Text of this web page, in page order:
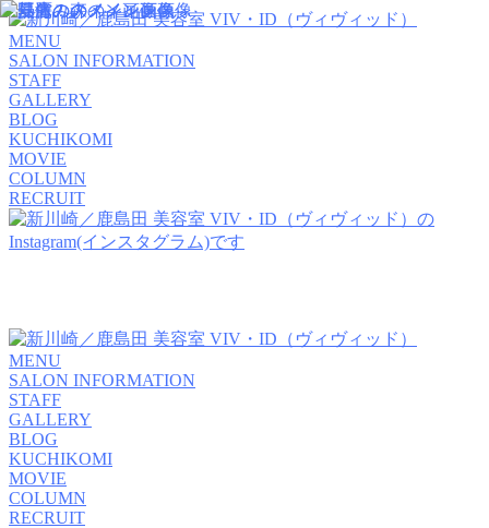
MENU
SALON INFORMATION
STAFF
GALLERY
BLOG
KUCHIKOMI
MOVIE
COLUMN
RECRUIT
MENU
SALON INFORMATION
STAFF
GALLERY
BLOG
KUCHIKOMI
MOVIE
COLUMN
RECRUIT